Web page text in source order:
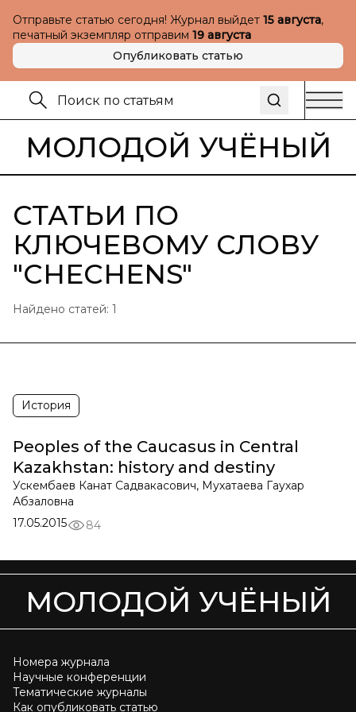
Отправьте статью сегодня! Журнал выйдет 15 августа,
печатный экземпляр отправим 19 августа
Опубликовать статью
МОЛОДОЙ УЧЁНЫЙ
СТАТЬИ ПО
КЛЮЧЕВОМУ СЛОВУ
"CHECHENS"
Найдено статей: 1
История
Peoples of the Caucasus in Central
Kazakhstan: history and destiny
Ускембаев Канат Садвакасович, Мухатаева Гаухар
Абзаловна
17.05.2015
84
МОЛОДОЙ УЧЁНЫЙ
Номера журнала
Научные конференции
Тематические журналы
Как опубликовать статью